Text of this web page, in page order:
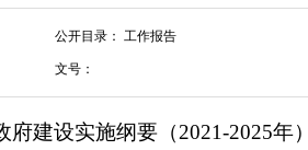
公开目录： 工作报告
文号：
府建设实施纲要（2021-2025年